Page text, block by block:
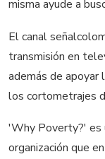
misma ayude a
El canal
transmisión en
además de apoyar
los cortometrajes
'Why Poverty?' es
organización que